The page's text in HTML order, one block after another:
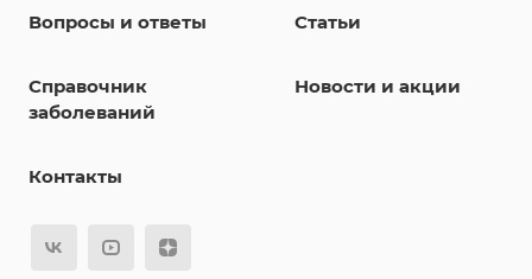
Вопросы и ответы Статьи
Справочник
заболеваний
Новости и акции
Контакты